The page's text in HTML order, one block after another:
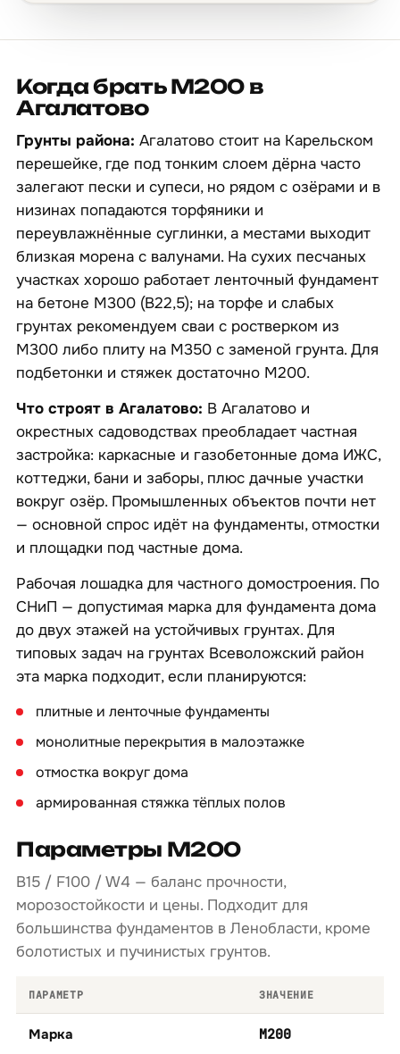
Когда брать М200 в
Агалатово
Грунты района: Агалатово стоит на Карельском
перешейке, где под тонким слоем дёрна часто
залегают пески и супеси, но рядом с озёрами и в
низинах попадаются торфяники и
переувлажнённые суглинки, а местами выходит
близкая морена с валунами. На сухих песчаных
участках хорошо работает ленточный фундамент
на бетоне М300 (B22,5); на торфе и слабых
грунтах рекомендуем сваи с ростверком из
М300 либо плиту на М350 с заменой грунта. Для
подбетонки и стяжек достаточно М200.
Что строят в Агалатово: В Агалатово и
окрестных садоводствах преобладает частная
застройка: каркасные и газобетонные дома ИЖС,
коттеджи, бани и заборы, плюс дачные участки
вокруг озёр. Промышленных объектов почти нет
— основной спрос идёт на фундаменты, отмостки
и площадки под частные дома.
Рабочая лошадка для частного домостроения. По
СНиП — допустимая марка для фундамента дома
до двух этажей на устойчивых грунтах. Для
типовых задач на грунтах Всеволожский район
эта марка подходит, если планируются:
плитные и ленточные фундаменты
монолитные перекрытия в малоэтажке
отмостка вокруг дома
армированная стяжка тёплых полов
Параметры М200
B15 / F100 / W4 — баланс прочности,
морозостойкости и цены. Подходит для
большинства фундаментов в Ленобласти, кроме
болотистых и пучинистых грунтов.
ПАРАМЕТР ЗНАЧЕНИЕ
Марка М200